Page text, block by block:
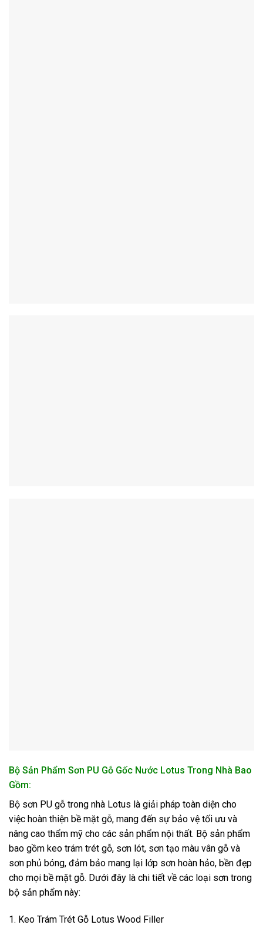
Bộ Sản Phẩm Sơn PU Gỗ Gốc Nước Lotus Trong Nhà Bao
Gồm:
Bộ sơn PU gỗ trong nhà Lotus là giải pháp toàn diện cho
việc hoàn thiện bề mặt gỗ, mang đến sự bảo vệ tối ưu và
nâng cao thẩm mỹ cho các sản phẩm nội thất. Bộ sản phẩm
bao gồm keo trám trét gỗ, sơn lót, sơn tạo màu vân gỗ và
sơn phủ bóng, đảm bảo mang lại lớp sơn hoàn hảo, bền đẹp
cho mọi bề mặt gỗ. Dưới đây là chi tiết về các loại sơn trong
bộ sản phẩm này:
1. Keo Trám Trét Gỗ Lotus Wood Filler